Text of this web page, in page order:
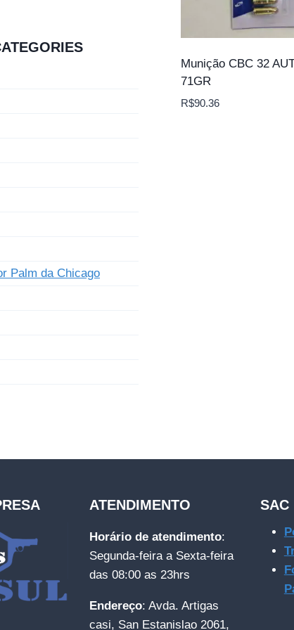
Munição CBC 32
71GR
R$90.36
Palm da Chicago
ATENDIMENTO
Horário de atendimento:
Segunda-feira a Sexta-feira
das 08:00 as 23hrs
Endereço: Avda. Artigas
casi, San Estanislao 2061,
SAC